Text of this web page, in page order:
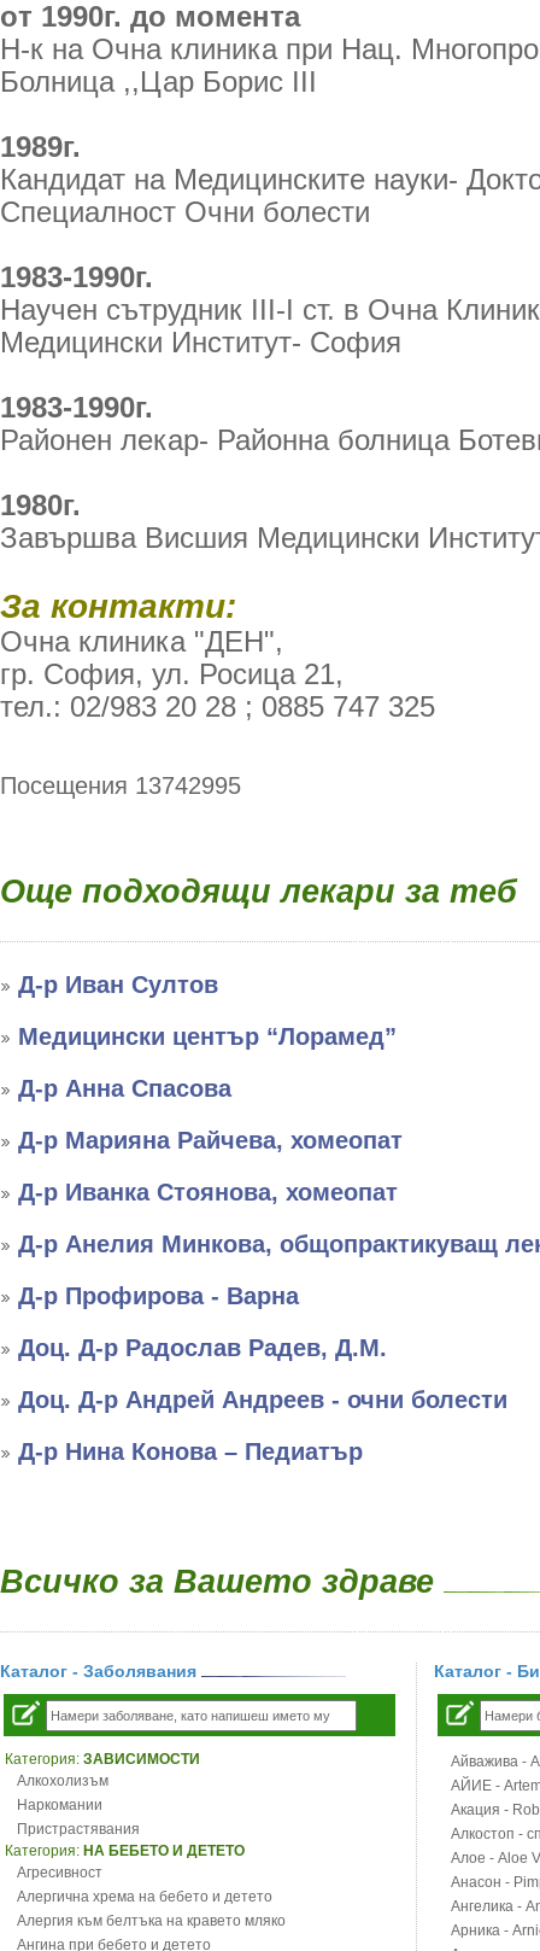
oт 1990г. до момента
Н-к на Очна клиника при Нац.
Болница ,,Цар Борис III
1989г.
Кандидат на Медицинските науки-
Специалност Очни болести
1983-1990г.
Научен сътрудник III-I ст. в Очна
Медицински Институт- София
1983-1990г.
Районен лекар- Районна болница
1980г.
Завършва Висшия Медицински
За контакти:
Очна клиника "ДЕН",
гр. София, ул. Росица 21,
тел.: 02/983 20 28 ; 0885 747 325
Посещения 13742995
Още подходящи лекари за теб
Д-р Иван Султов
Медицински център “Лорамед”
Д-р Анна Спасова
Д-р Марияна Райчева, хомеопат
Д-р Иванка Стоянова, хомеопат
Д-р Анелия Минкова, общопрактикуващ
Д-р Профирова - Варна
Доц. Д-р Радослав Радев, Д.М.
Доц. Д-р Андрей Андреев - очни болести
Д-р Нина Конова – Педиатър
Всичко за Вашето здраве
Каталог - Заболявания
Категория: ЗАВИСИМОСТИ
Алкохолизъм
Наркомании
Пристрастявания
Категория: НА БЕБЕТО И ДЕТЕТО
Агресивност
Алергична хрема на бебето и детето
Алергия към белтъка на кравето мляко
Ангина при бебето и детето
Каталог -
Айважива -
АЙИЕ -
Акация -
Алкостоп -
Алое - Aloe
Анасон -
Ангелика -
Арника -